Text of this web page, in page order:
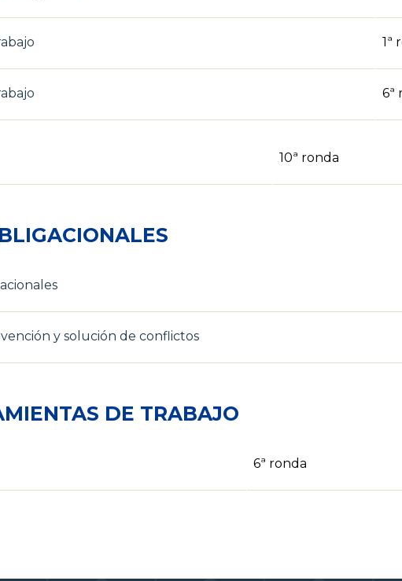
1ª
6ª
10ª ronda
y solución de conflictos
DE TRABAJO
6ª ronda